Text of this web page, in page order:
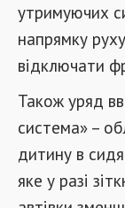
утримуючих
напрямку
відключати
Також уряд
система» –
дитину в
яке у разі